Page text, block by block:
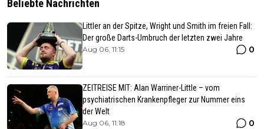
Beliebte Nachrichten
Littler an der Spitze, Wright und Smith im freien Fall:
Der große Darts-Umbruch der letzten zwei Jahre
Aug 06, 11:15 0
ZEITREISE MIT: Alan Warriner-Little – vom
psychiatrischen Krankenpfleger zur Nummer eins
der Welt
Aug 06, 11:18 0